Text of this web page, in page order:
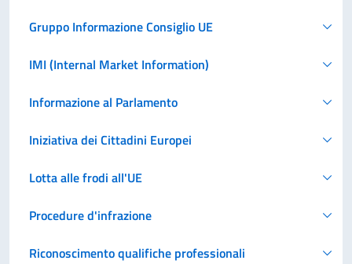
Gruppo Informazione Consiglio UE
IMI (Internal Market Information)
Informazione al Parlamento
Iniziativa dei Cittadini Europei
Lotta alle frodi all'UE
Procedure d'infrazione
Riconoscimento qualifiche professionali